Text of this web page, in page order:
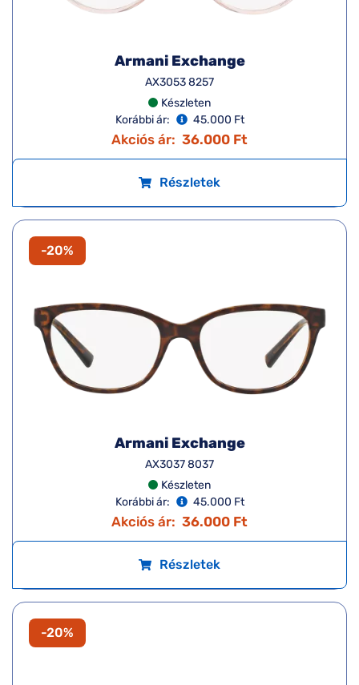
Armani Exchange
AX3053 8257
Készleten
Korábbi ár:
45.000 Ft
Akciós ár: 36.000 Ft
Részletek
-20%
Armani Exchange
AX3037 8037
Készleten
Korábbi ár:
45.000 Ft
Akciós ár: 36.000 Ft
Részletek
-20%